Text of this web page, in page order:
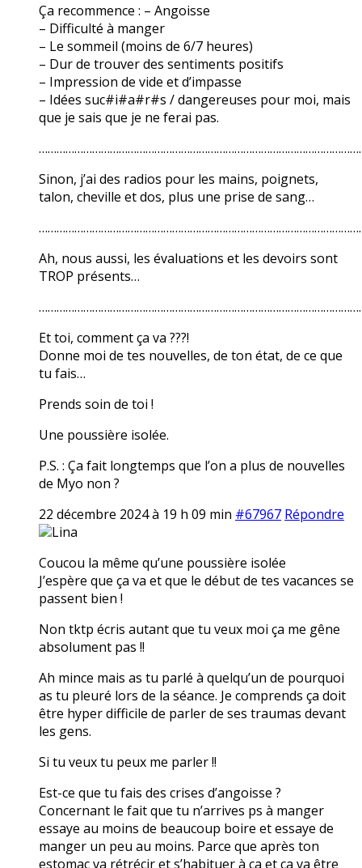
Ça recommence : – Angoisse
– Difficulté à manger
– Le sommeil (moins de 6/7 heures)
– Dur de trouver des sentiments positifs
– Impression de vide et d’impasse
– Idées suc#i#a#r#s / dangereuses pour moi, mais
que je sais que je ne ferai pas.
Sinon, j’ai des radios pour les mains, poignets,
talon, cheville et dos, plus une prise de sang…
Ah, nous aussi, les évaluations et les devoirs sont
TROP présents…
Et toi, comment ça va ???!
Donne moi de tes nouvelles, de ton état, de ce que
tu fais…
Prends soin de toi !
Une poussière isolée.
P.S. : Ça fait longtemps que l’on a plus de nouvelles
de Myo non ?
22 décembre 2024 à 19 h 09 min #67967 Répondre
Lina
Coucou la même qu’une poussière isolée
J’espère que ça va et que le début de tes vacances se
passent bien !
Non tktp écris autant que tu veux moi ça me gêne
absolument pas !!
Ah mince mais as tu parlé à quelqu’un de pourquoi
as tu pleuré lors de la séance. Je comprends ça doit
être hyper difficile de parler de ses traumas devant
les gens.
Si tu veux tu peux me parler !!
Est-ce que tu fais des crises d’angoisse ?
Concernant le fait que tu n’arrives ps à manger
essaye au moins de beaucoup boire et essaye de
manger un peu au moins. Parce que après ton
estomac va rétrécir et s’habituer à ça et ça va être